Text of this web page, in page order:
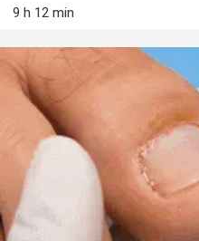
9 h 12 min